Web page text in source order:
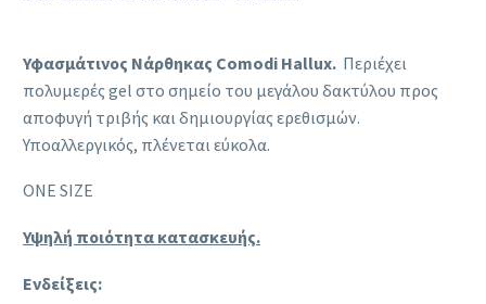
Υφασμάτινος Νάρθηκας Comodi Hallux. Περιέχει
πολυμερές gel στο σημείο του μεγάλου δακτύλου προς
αποφυγή τριβής και δημιουργίας ερεθισμών.
Υποαλλεργικός, πλένεται εύκολα.
ONE SIZE
Υψηλή ποιότητα κατασκευής.
Ενδείξεις: